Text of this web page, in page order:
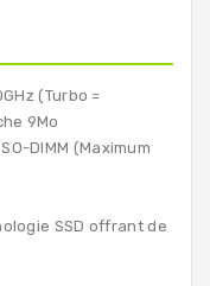
(Turbo =
9Mo
DIMM (Maximum
SSD offrant de